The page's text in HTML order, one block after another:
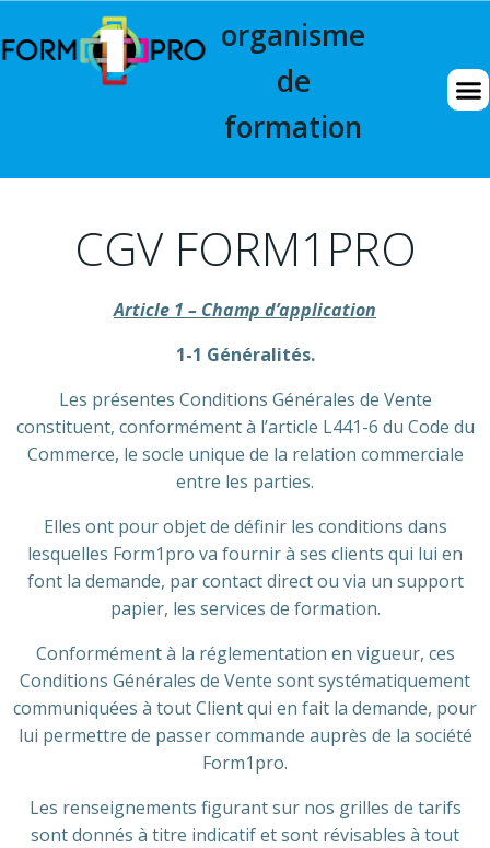
organisme
de
formation
CGV FORM1PRO
Article 1 – Champ d’application
1-1 Généralités.
Les présentes Conditions Générales de Vente
constituent, conformément à l’article L441-6 du Code du
Commerce, le socle unique de la relation commerciale
entre les parties.
Elles ont pour objet de définir les conditions dans
lesquelles Form1pro va fournir à ses clients qui lui en
font la demande, par contact direct ou via un support
papier, les services de formation.
Conformément à la réglementation en vigueur, ces
Conditions Générales de Vente sont systématiquement
communiquées à tout Client qui en fait la demande, pour
lui permettre de passer commande auprès de la société
Form1pro.
Les renseignements figurant sur nos grilles de tarifs
sont donnés à titre indicatif et sont révisables à tout